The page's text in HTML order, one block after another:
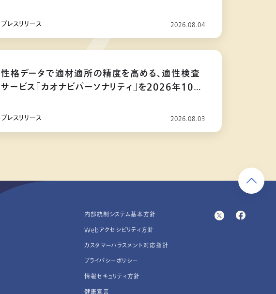
プレスリリース 2026.08.04
性格データで適材適所の精度を高める、適性検査
サービス「カオナビパーソナリティ」を2026年10月
プレスリリース 2026.08.03
内部統制システム基本方針
Webアクセシビリティ方針
カスタマーハラスメント対応指針
プライバシーポリシー
情報セキュリティ方針
健康宣言